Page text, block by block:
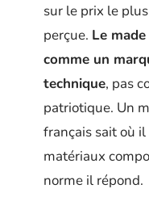
sur le prix le
perçue. Le
comme un
technique, pas
patriotique. Un
français sait où
matériaux
norme il répond.